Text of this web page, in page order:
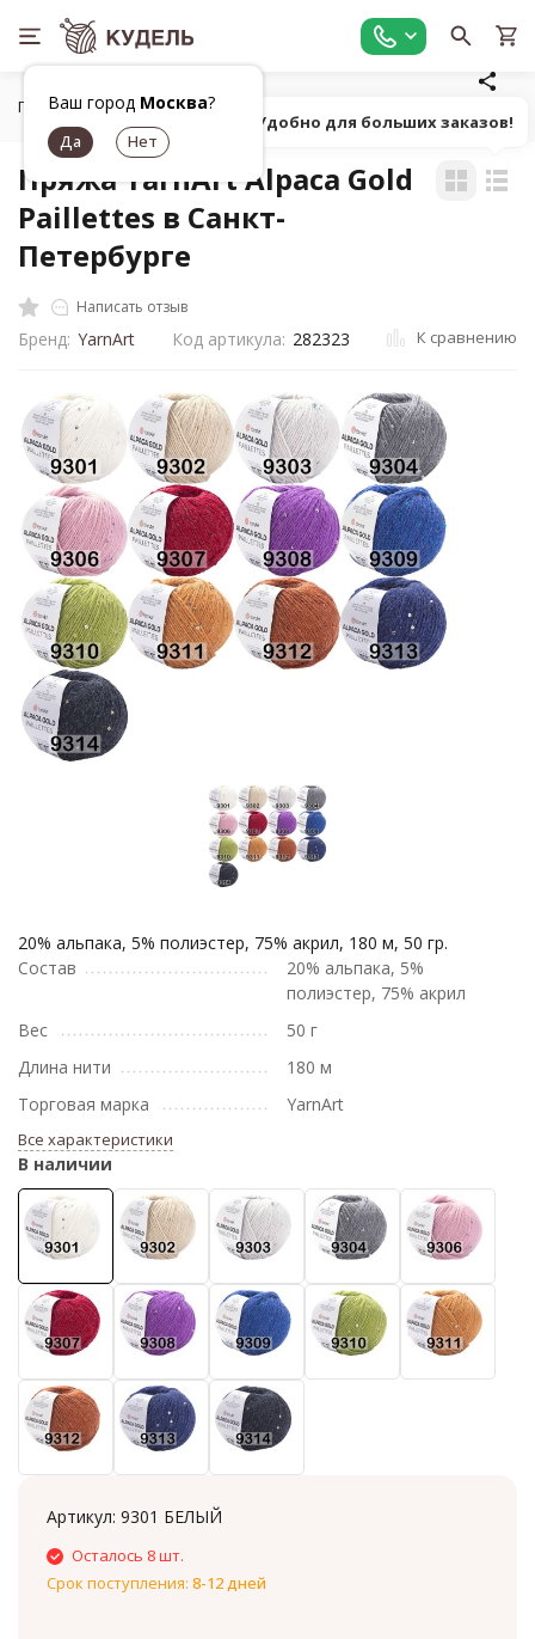
Ваш город Москва?
Главная Все для вязания
Пряжа YarnArt Alpaca Gold
Paillettes в Санкт-
Петербурге
Написать отзыв
Бренд: YarnArt Код артикула: 282323 К сравнению
20% альпака, 5% полиэстер, 75% акрил, 180 м, 50 гр.
Состав
20% альпака, 5%
полиэстер, 75% акрил
Вес
50 г
Длина нити
180 м
Торговая марка
YarnArt
Все характеристики
В наличии
Артикул: 9301 БЕЛЫЙ
Осталось 8 шт.
Срок поступления: 8-12 дней
Попробуй! Удобно для больших заказов!